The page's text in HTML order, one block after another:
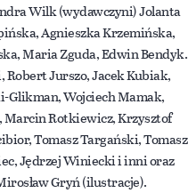
Wilk (wydawczyni) Jolanta
Agnieszka Krzemińska,
Maria Zguda, Edwin Bendyk.
Robert Jurszo, Jacek Kubiak,
Glikman, Wojciech Mamak,
Marcin Rotkiewicz, Krzysztof
Tomasz Targański, Tomasz
Jędrzej Winiecki i inni oraz
Gryń (ilustracje).